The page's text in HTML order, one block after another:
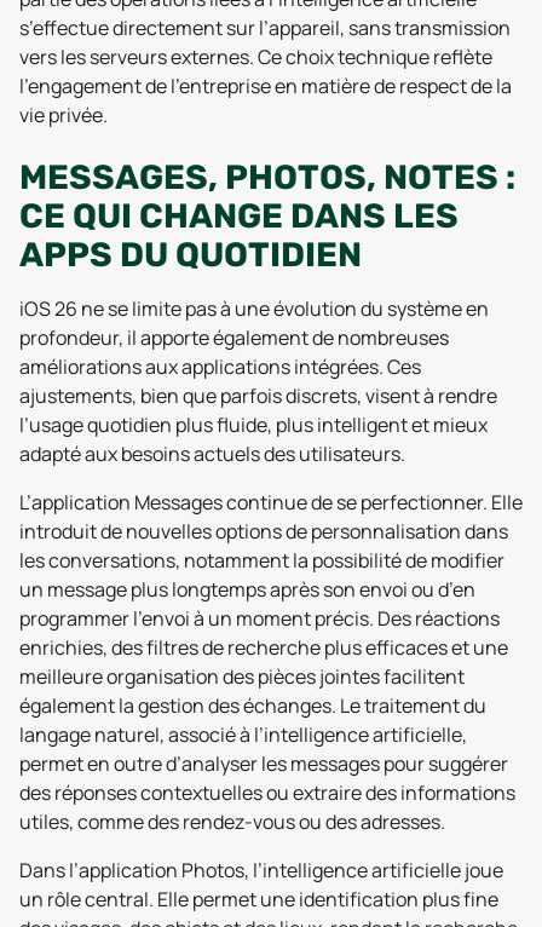
s’effectue directement sur l’appareil, sans transmission
vers les serveurs externes. Ce choix technique reflète
l’engagement de l’entreprise en matière de respect de la
vie privée.
MESSAGES, PHOTOS, NOTES :
CE QUI CHANGE DANS LES
APPS DU QUOTIDIEN
iOS 26 ne se limite pas à une évolution du système en
profondeur, il apporte également de nombreuses
améliorations aux applications intégrées. Ces
ajustements, bien que parfois discrets, visent à rendre
l’usage quotidien plus fluide, plus intelligent et mieux
adapté aux besoins actuels des utilisateurs.
L’application Messages continue de se perfectionner. Elle
introduit de nouvelles options de personnalisation dans
les conversations, notamment la possibilité de modifier
un message plus longtemps après son envoi ou d’en
programmer l’envoi à un moment précis. Des réactions
enrichies, des filtres de recherche plus efficaces et une
meilleure organisation des pièces jointes facilitent
également la gestion des échanges. Le traitement du
langage naturel, associé à l’intelligence artificielle,
permet en outre d’analyser les messages pour suggérer
des réponses contextuelles ou extraire des informations
utiles, comme des rendez-vous ou des adresses.
Dans l’application Photos, l’intelligence artificielle joue
un rôle central. Elle permet une identification plus fine